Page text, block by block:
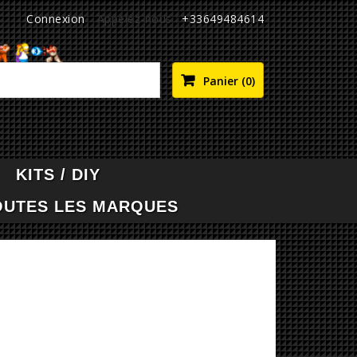
Connexion Appelez-nous :+33649484614
Panier (0)
KITS / DIY
LES MARQUES